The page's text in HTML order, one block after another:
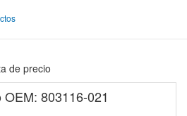
de precio
803116-021